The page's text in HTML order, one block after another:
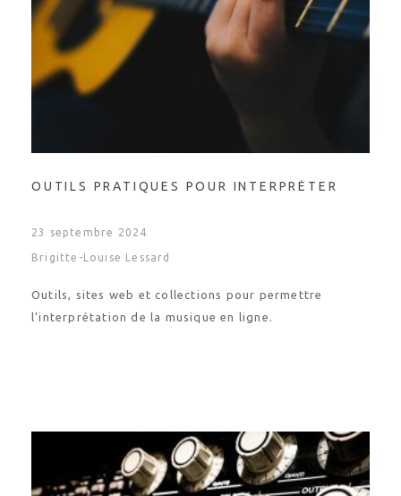
OUTILS PRATIQUES POUR INTERPRÉTER
23 septembre 2024
Brigitte-Louise Lessard
Outils, sites web et collections pour permettre
l’interprétation de la musique en ligne.